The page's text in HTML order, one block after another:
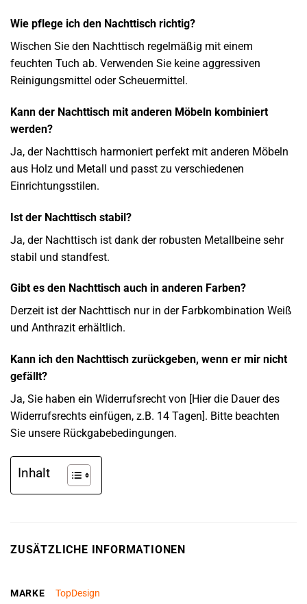
Wie pflege ich den Nachttisch richtig?
Wischen Sie den Nachttisch regelmäßig mit einem
feuchten Tuch ab. Verwenden Sie keine aggressiven
Reinigungsmittel oder Scheuermittel.
Kann der Nachttisch mit anderen Möbeln kombiniert
werden?
Ja, der Nachttisch harmoniert perfekt mit anderen Möbeln
aus Holz und Metall und passt zu verschiedenen
Einrichtungsstilen.
Ist der Nachttisch stabil?
Ja, der Nachttisch ist dank der robusten Metallbeine sehr
stabil und standfest.
Gibt es den Nachttisch auch in anderen Farben?
Derzeit ist der Nachttisch nur in der Farbkombination Weiß
und Anthrazit erhältlich.
Kann ich den Nachttisch zurückgeben, wenn er mir nicht
gefällt?
Ja, Sie haben ein Widerrufsrecht von [Hier die Dauer des
Widerrufsrechts einfügen, z.B. 14 Tagen]. Bitte beachten
Sie unsere Rückgabebedingungen.
Inhalt
ZUSÄTZLICHE INFORMATIONEN
MARKE TopDesign